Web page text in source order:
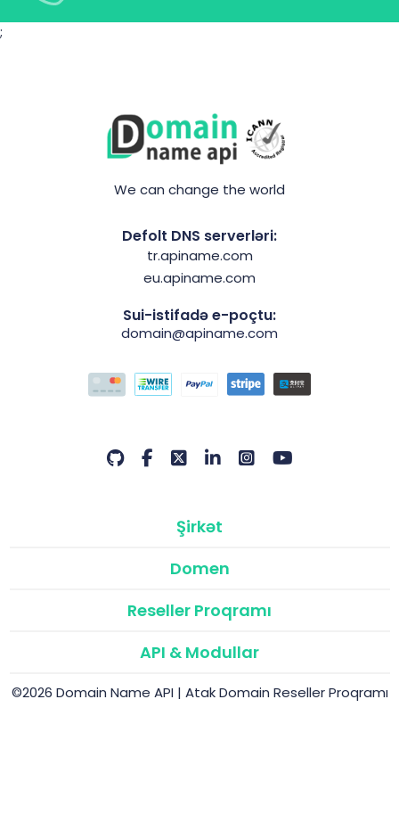
;
We can change the world
Defolt DNS serverləri:
tr.apiname.com
eu.apiname.com
Sui-istifadə e-poçtu:
domain@apiname.com
Şirkət
Domen
Reseller Proqramı
API & Modullar
©2026 Domain Name API | Atak Domain Reseller Proqramı